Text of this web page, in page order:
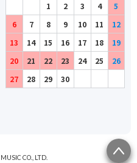
1
2 3 4
5
6
7 8 9 10 11
12
13
14 15 16 17 18
19
20
21 22 23 24 25
26
27
28 29 30
CO., LTD.